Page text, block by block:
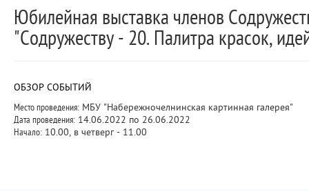
Юбилейная выставка членов
"Содружеству - 20. Палитра красок,
ОБЗОР СОБЫТИЙ
Место проведения: МБУ "Набережночелнинская картинная галерея"
Дата проведения: 14.06.2022 по 26.06.2022
Начало: 10.00, в четверг - 11.00